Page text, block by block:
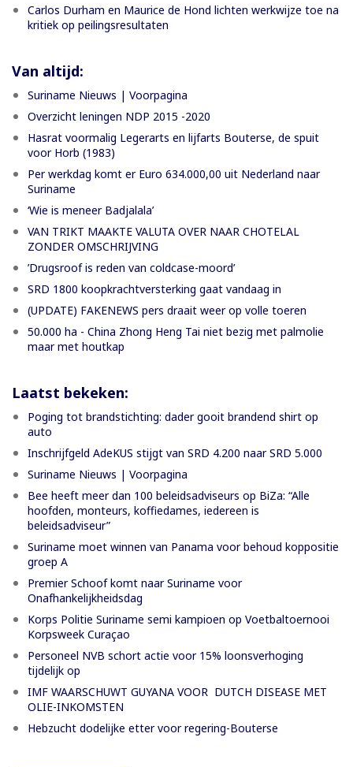
Carlos Durham en Maurice de Hond lichten werkwijze toe na
kritiek op peilingsresultaten
Van altijd:
Suriname Nieuws | Voorpagina
Overzicht leningen NDP 2015 -2020
Hasrat voormalig Legerarts en lijfarts Bouterse, de spuit
voor Horb (1983)
Per werkdag komt er Euro 634.000,00 uit Nederland naar
Suriname
‘Wie is meneer Badjalala’
VAN TRIKT MAAKTE VALUTA OVER NAAR CHOTELAL
ZONDER OMSCHRIJVING
’Drugsroof is reden van coldcase-moord’
SRD 1800 koopkrachtversterking gaat vandaag in
(UPDATE) FAKENEWS pers draait weer op volle toeren
50.000 ha - China Zhong Heng Tai niet bezig met palmolie
maar met houtkap
Laatst bekeken:
Poging tot brandstichting: dader gooit brandend shirt op
auto
Inschrijfgeld AdeKUS stijgt van SRD 4.200 naar SRD 5.000
Suriname Nieuws | Voorpagina
Bee heeft meer dan 100 beleidsadviseurs op BiZa: “Alle
hoofden, monteurs, koffiedames, iedereen is
beleidsadviseur”
Suriname moet winnen van Panama voor behoud koppositie
groep A
Premier Schoof komt naar Suriname voor
Onafhankelijkheidsdag
Korps Politie Suriname semi kampioen op Voetbaltoernooi
Korpsweek Curaçao
Personeel NVB schort actie voor 15% loonsverhoging
tijdelijk op
IMF WAARSCHUWT GUYANA VOOR DUTCH DISEASE MET
OLIE-INKOMSTEN
Hebzucht dodelijke etter voor regering-Bouterse